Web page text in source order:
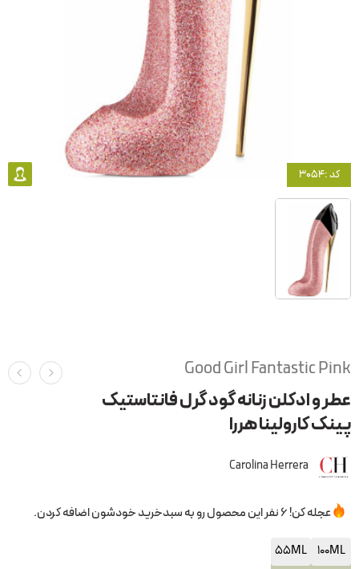
کد :3054
Good Girl Fantastic Pink
عطر و ادکلن زنانه گود گرل فانتاستیک
پینک کارولینا هررا
Carolina Herrera
عجله کن! 6 نفر این محصول رو به سبدخرید خودشون اضافه کردن.
100ML
55ML